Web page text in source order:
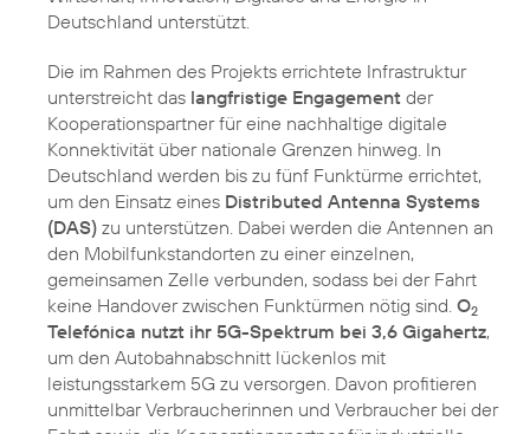
Deutschland unterstützt.
Die im Rahmen des Projekts errichtete Infrastruktur
unterstreicht das langfristige Engagement der
Kooperationspartner für eine nachhaltige digitale
Konnektivität über nationale Grenzen hinweg. In
Deutschland werden bis zu fünf Funktürme errichtet,
um den Einsatz eines Distributed Antenna Systems
(DAS) zu unterstützen. Dabei werden die Antennen an
den Mobilfunkstandorten zu einer einzelnen,
gemeinsamen Zelle verbunden, sodass bei der Fahrt
keine Handover zwischen Funktürmen nötig sind. O2
Telefónica nutzt ihr 5G-Spektrum bei 3,6 Gigahertz,
um den Autobahnabschnitt lückenlos mit
leistungsstarkem 5G zu versorgen. Davon profitieren
unmittelbar Verbraucherinnen und Verbraucher bei der